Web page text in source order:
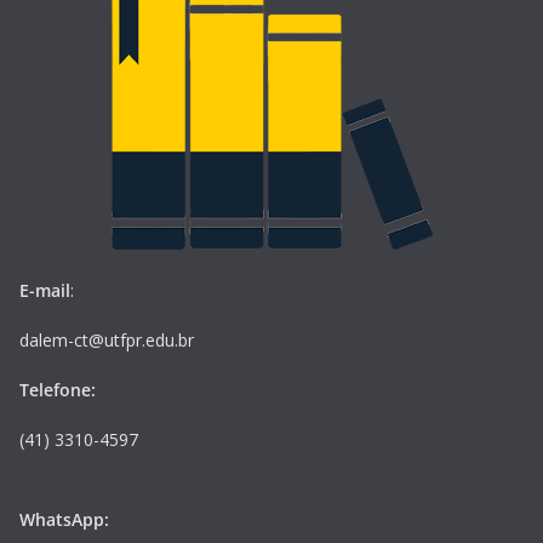
E-mail:
dalem-ct@utfpr.edu.br
Telefone:
(41) 3310-4597
WhatsApp: